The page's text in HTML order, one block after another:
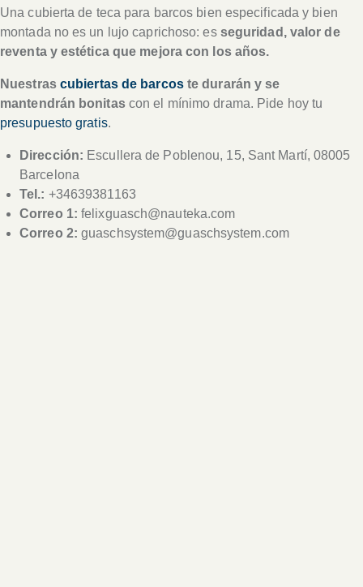
Una cubierta de teca para barcos bien especificada y bien
montada no es un lujo caprichoso: esseguridad, valor de
reventa y estética que mejora con los años.
Nuestras cubiertas de barcoste durarán y se
mantendrán bonitas con el mínimo drama. Pide hoy tu
presupuesto gratis.
Dirección: Escullera de Poblenou, 15, Sant Martí, 08005
Barcelona
Tel.: +34639381163
Correo 1: felixguasch@nauteka.com
Correo 2: guaschsystem@guaschsystem.com